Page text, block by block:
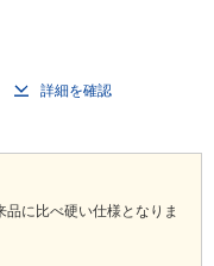
詳細を確認